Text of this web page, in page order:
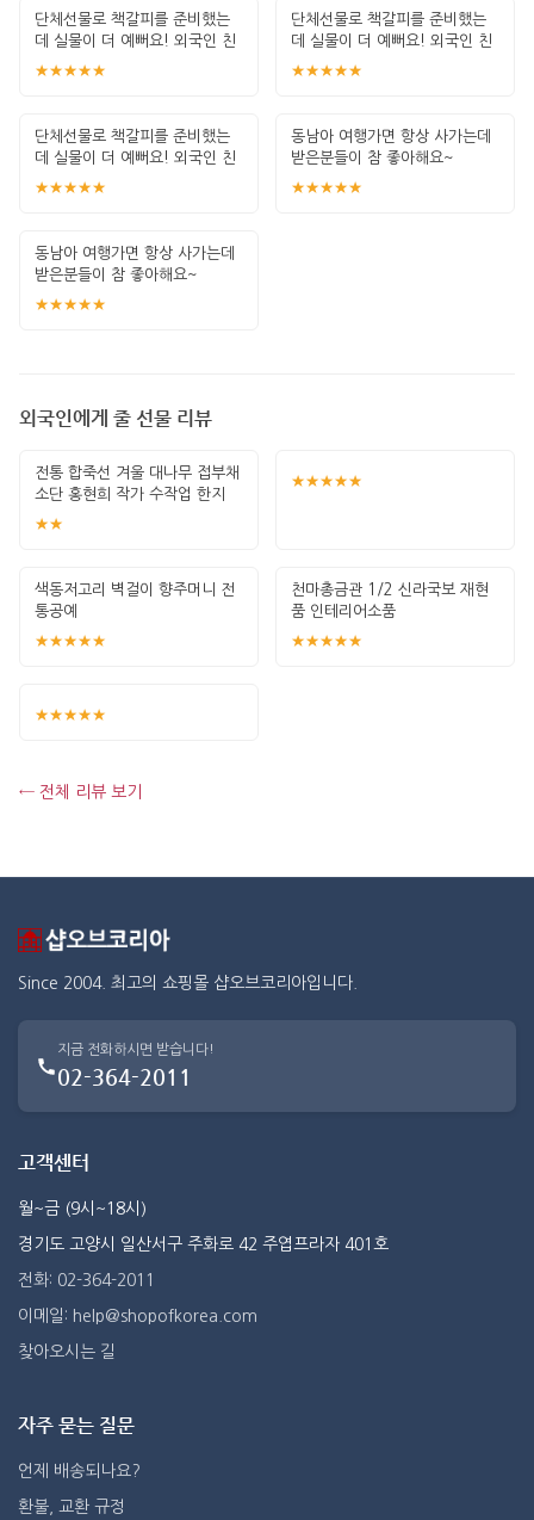
단체선물로 책갈피를 준비했는
데 실물이 더 예뻐요! 외국인 친
구들이 좋아할
★★★★★
단체선물로 책갈피를 준비했는
데 실물이 더 예뻐요! 외국인 친
구들이 좋아할
★★★★★
단체선물로 책갈피를 준비했는
데 실물이 더 예뻐요! 외국인 친
구들이 좋아할
★★★★★
동남아 여행가면 항상 사가는데
받은분들이 참 좋아해요~
★★★★★
동남아 여행가면 항상 사가는데
받은분들이 참 좋아해요~
★★★★★
외국인에게 줄 선물 리뷰
전통 합죽선 겨울 대나무 접부채
소단 홍현희 작가 수작업 한지
그림 고급
★★
★★★★★
색동저고리 벽걸이 향주머니 전
통공예
★★★★★
천마총금관 1/2 신라국보 재현
품 인테리어소품
★★★★★
★★★★★
← 전체 리뷰 보기
Since 2004. 최고의 쇼핑몰 샵오브코리아입니다.
지금 전화하시면 받습니다!
02-364-2011
고객센터
월~금 (9시~18시)
경기도 고양시 일산서구 주화로 42 주엽프라자 401호
전화: 02-364-2011
이메일: help@shopofkorea.com
찾아오시는 길
자주 묻는 질문
언제 배송되나요?
환불, 교환 규정